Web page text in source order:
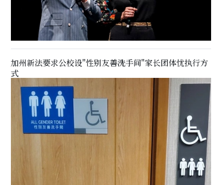
加州新法要求公校设"性别友善洗手间"家长团体忧执行方
式